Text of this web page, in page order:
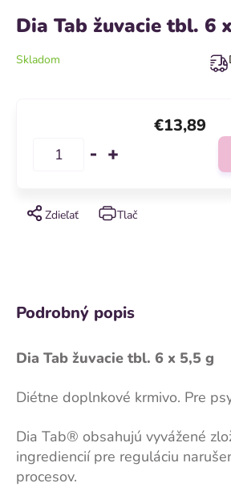
Dia Tab žuvacie tbl. 6
Tlač
Zdieľať
Skladom
€13,89
Podrobný popis
Dia Tab žuvacie tbl. 6 x 5,5 g
Diétne doplnkové krmivo. Pre
Dia Tab® obsahujú vyvážené
ingrediencií pre reguláciu
procesov.